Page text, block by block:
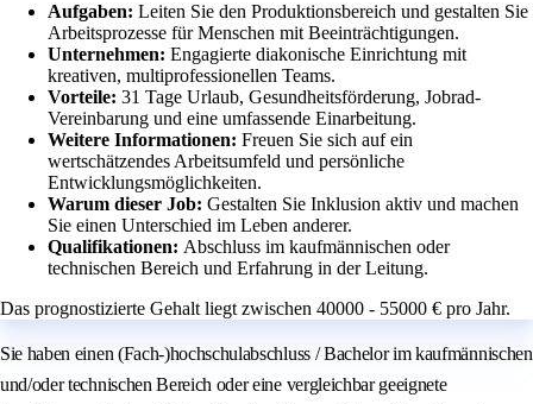
Aufgaben: Leiten Sie den Produktionsbereich und gestalten Sie
Arbeitsprozesse für Menschen mit Beeinträchtigungen.
Unternehmen: Engagierte diakonische Einrichtung mit
kreativen, multiprofessionellen Teams.
Vorteile: 31 Tage Urlaub, Gesundheitsförderung, Jobrad-
Vereinbarung und eine umfassende Einarbeitung.
Weitere Informationen: Freuen Sie sich auf ein
wertschätzendes Arbeitsumfeld und persönliche
Entwicklungsmöglichkeiten.
Warum dieser Job: Gestalten Sie Inklusion aktiv und machen
Sie einen Unterschied im Leben anderer.
Qualifikationen: Abschluss im kaufmännischen oder
technischen Bereich und Erfahrung in der Leitung.
Das prognostizierte Gehalt liegt zwischen 40000 - 55000 € pro Jahr.
Sie haben einen (Fach-)hochschulabschluss / Bachelor im kaufmännischen
und/oder technischen Bereich oder eine vergleichbar geeignete